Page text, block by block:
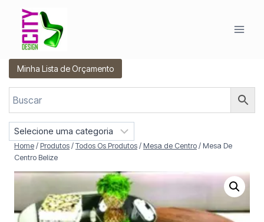
Conteúdo
Minha Lista de Orçamento
eHome / Produtos / Todos Os Produtos / Mesa de Centro / Mesa De
Centro Belize